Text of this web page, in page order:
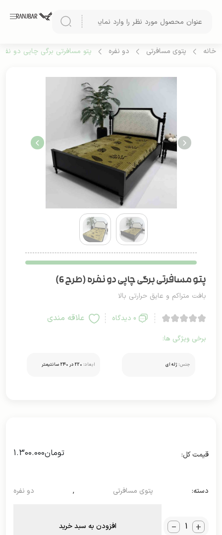
خانه پتوی مسافرتی دو نفره پتو مسافرتی برگی چاپی دو
پتو مسافرتی برگی چاپی دو نفره (طرح 6)
بافت متراکم و عایق حرارتی بالا
0 دیدگاه علاقه مندی
برخی ویژگی ها:
جنس: ژله ای ابعاد: 220 در 240 سانتیمتر
تومان1.300.000
دسته: پتوی مسافرتی , دو نفره
_ + افزودن به سبد خرید